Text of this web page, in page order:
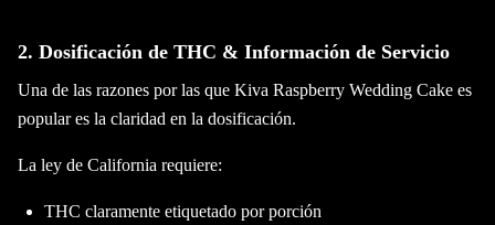
2. Dosificación de THC & Información de Servicio
Una de las razones por las que Kiva Raspberry Wedding Cake es
popular es la claridad en la dosificación.
La ley de California requiere:
THC claramente etiquetado por porción